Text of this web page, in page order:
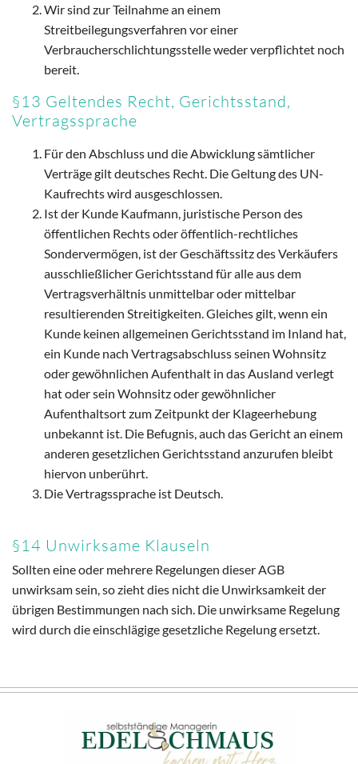
Wir sind zur Teilnahme an einem
Streitbeilegungsverfahren vor einer
Verbraucherschlichtungsstelle weder verpflichtet noch
bereit.
§13 Geltendes Recht, Gerichtsstand,
Vertragssprache
Für den Abschluss und die Abwicklung sämtlicher
Verträge gilt deutsches Recht. Die Geltung des UN-
Kaufrechts wird ausgeschlossen.
Ist der Kunde Kaufmann, juristische Person des
öffentlichen Rechts oder öffentlich-rechtliches
Sondervermögen, ist der Geschäftssitz des Verkäufers
ausschließlicher Gerichtsstand für alle aus dem
Vertragsverhältnis unmittelbar oder mittelbar
resultierenden Streitigkeiten. Gleiches gilt, wenn ein
Kunde keinen allgemeinen Gerichtsstand im Inland hat,
ein Kunde nach Vertragsabschluss seinen Wohnsitz
oder gewöhnlichen Aufenthalt in das Ausland verlegt
hat oder sein Wohnsitz oder gewöhnlicher
Aufenthaltsort zum Zeitpunkt der Klageerhebung
unbekannt ist. Die Befugnis, auch das Gericht an einem
anderen gesetzlichen Gerichtsstand anzurufen bleibt
hiervon unberührt.
Die Vertragssprache ist Deutsch.
§14 Unwirksame Klauseln
Sollten eine oder mehrere Regelungen dieser AGB
unwirksam sein, so zieht dies nicht die Unwirksamkeit der
übrigen Bestimmungen nach sich. Die unwirksame Regelung
wird durch die einschlägige gesetzliche Regelung ersetzt.